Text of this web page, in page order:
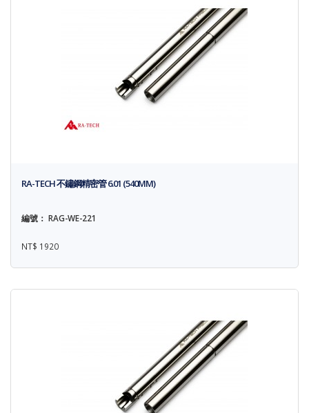
RA-TECH 不鏽鋼精密管 6.01 (540MM)
編號： RAG-WE-221
NT$ 1920